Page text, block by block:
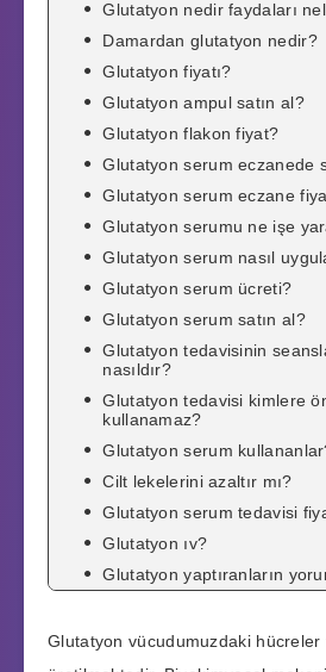
Glutatyon nedir faydaları
Damardan glutatyon nedir?
Glutatyon fiyatı?
Glutatyon ampul satın al?
Glutatyon flakon fiyat?
Glutatyon serum eczanede
Glutatyon serum eczane
Glutatyon serumu ne işe
Glutatyon serum nasıl
Glutatyon serum ücreti?
Glutatyon serum satın al?
Glutatyon tedavisinin
nasıldır?
Glutatyon tedavisi kimlere
kullanamaz?
Glutatyon serum
Cilt lekelerini azaltır mı?
Glutatyon serum tedavisi
Glutatyon ıv?
Glutatyon yaptıranların
Glutatyon vücudumuzdaki hücreler